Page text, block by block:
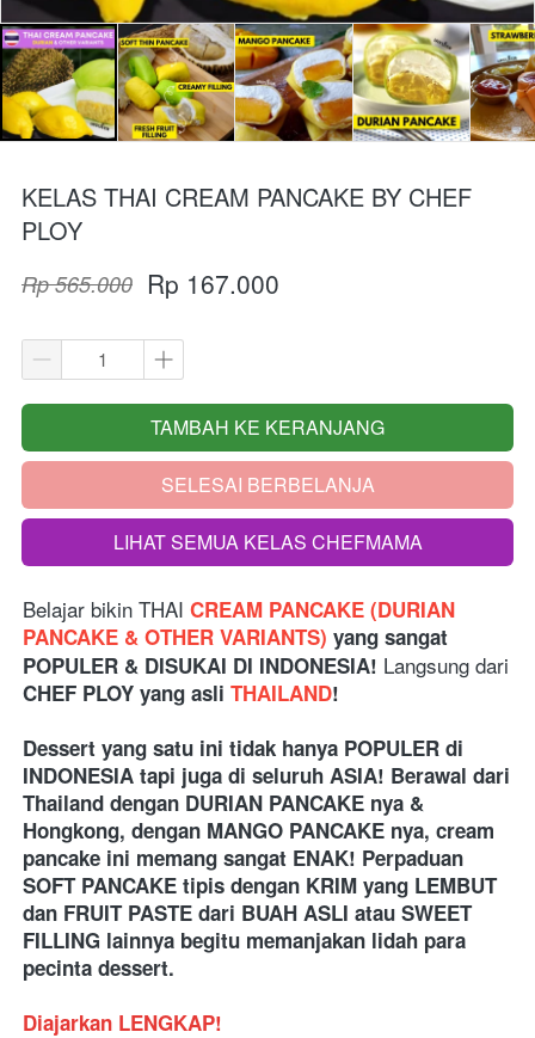
KELAS THAI CREAM PANCAKE BY CHEF
PLOY
Rp 565.000 Rp 167.000
`
TAMBAH KE KERANJANG
`SELESAI BERBELANJA
`LIHAT SEMUA KELAS CHEFMAMA
Belajar bikin THAI CREAM PANCAKE (DURIAN
PANCAKE & OTHER VARIANTS) yang sangat
POPULER & DISUKAI DI INDONESIA! Langsung dari
CHEF PLOY yang asli THAILAND!
Dessert yang satu ini tidak hanya POPULER di
INDONESIA tapi juga di seluruh ASIA! Berawal dari
Thailand dengan DURIAN PANCAKE nya &
Hongkong, dengan MANGO PANCAKE nya, cream
pancake ini memang sangat ENAK! Perpaduan
SOFT PANCAKE tipis dengan KRIM yang LEMBUT
dan FRUIT PASTE dari BUAH ASLI atau SWEET
FILLING lainnya begitu memanjakan lidah para
pecinta dessert.
Diajarkan LENGKAP!